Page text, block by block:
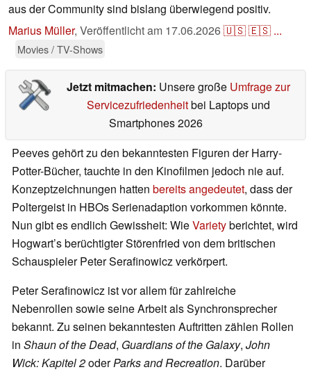
aus der Community sind bislang überwiegend positiv.
Marius Müller, Veröffentlicht am 17.06.2026🇺🇸🇪🇸 ...
Movies / TV-Shows
Jetzt mitmachen: Unsere große Umfrage zur
Servicezufriedenheitbei Laptops und
Smartphones 2026
Peeves gehört zu den bekanntesten Figuren der Harry-
Potter-Bücher, tauchte in den Kinofilmen jedoch nie auf.
Konzeptzeichnungen hatten bereits angedeutet, dass der
Poltergeist in HBOs Serienadaption vorkommen könnte.
Nun gibt es endlich Gewissheit: WieVarietyberichtet, wird
Hogwart’s berüchtigter Störenfried von dem britischen
Schauspieler Peter Serafinowicz verkörpert.
Peter Serafinowicz ist vor allem für zahlreiche
Nebenrollen sowie seine Arbeit als Synchronsprecher
bekannt. Zu seinen bekanntesten Auftritten zählen Rollen
in Shaun of the Dead, Guardians of the Galaxy, John
Wick: Kapitel 2oderParks and Recreation. Darüber